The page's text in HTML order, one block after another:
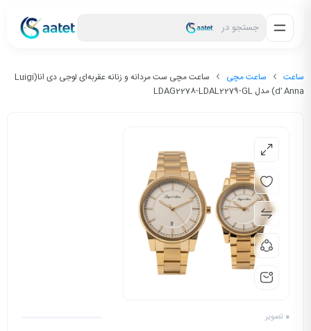
جستجو در
ساعت ساعت مچی
ساعت مچی ست مردانه و زنانه عقربه‌ای لوجی دی انا(Luigi
d’ Anna) مدل LDAG2278-LDAL2279-GL
0 تصویر